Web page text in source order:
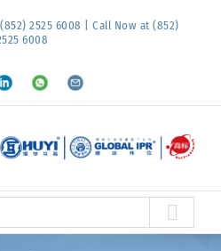
2525 6008 | Call Now at (852)
6008
LinkedInWhatsapp
Email